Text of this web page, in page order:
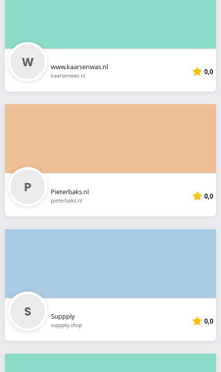
www.kaarsenwas.nl
kaarsenwas.nl 0,0
Pieterbaks.nl
pieterbaks.nl 0,0
Suppply
suppply.shop 0,0